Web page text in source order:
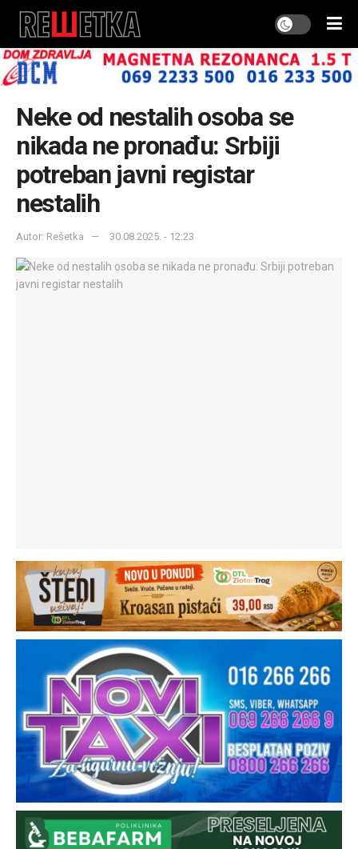
Neke od nestalih osoba se
nikada ne pronađu: Srbiji
potreban javni registar
nestalih
Autor: Rešetka 30.08.2025. - 12:23